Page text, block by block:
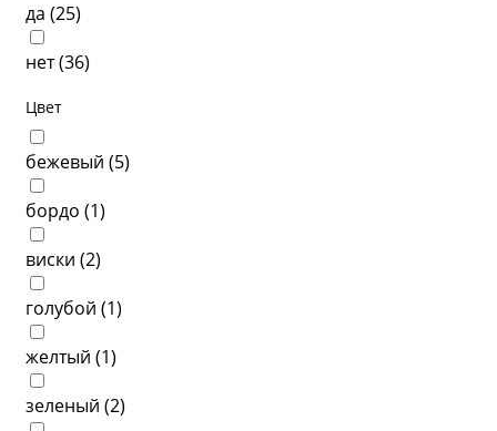
да (25)
нет (36)
Цвет
бежевый (5)
бордо (1)
виски (2)
голубой (1)
желтый (1)
зеленый (2)